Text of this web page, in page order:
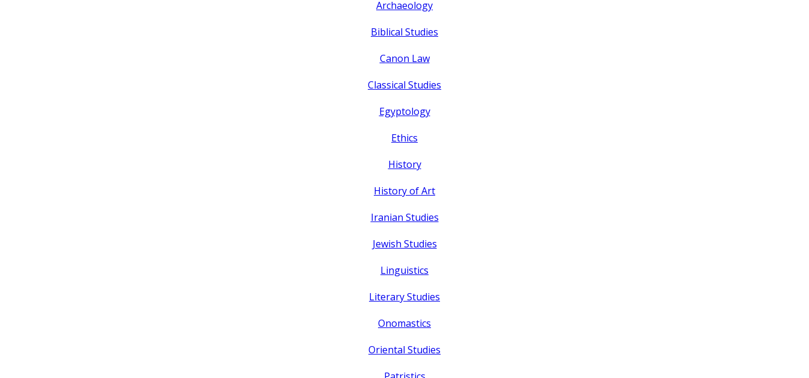
Archaeology
Biblical Studies
Canon Law
Classical Studies
Egyptology
Ethics
History
History of Art
Iranian Studies
Jewish Studies
Linguistics
Literary Studies
Onomastics
Oriental Studies